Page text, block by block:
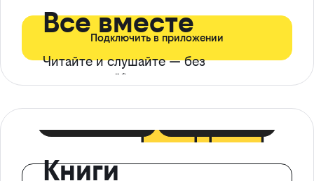
Все вместе
Читайте и слушайте — без
ограничений*
Подключить в приложении
Книги